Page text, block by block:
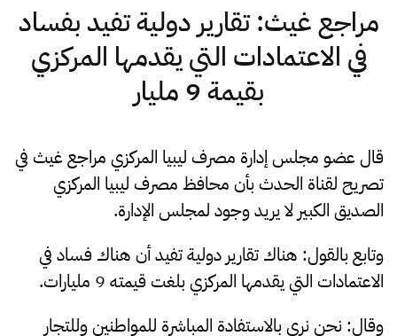
مراجع غيث: تقارير دولية تفيد بفساد
في الاعتمادات التي يقدمها المركزي
بقيمة 9 مليار
قال عضو مجلس إدارة مصرف ليبيا المركزي مراجع غيث في
تصريح لقناة الحدث بأن محافظ مصرف ليبيا المركزي
الصديق الكبير لا يريد وجود لمجلس الإدارة.
وتابع بالقول: هناك تقارير دولية تفيد أن هناك فساد في
الاعتمادات التي يقدمها المركزي بلغت قيمته 9 مليارات.
وقال: نحن نرى بالاستفادة المباشرة للمواطنين وللتجار